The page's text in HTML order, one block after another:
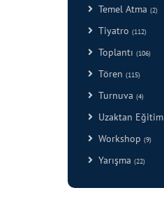
Temel Atma (2)
Tiyatro (112)
Toplantı (106)
Tören (115)
Turnuva (4)
Uzaktan Eğitim
Workshop (9)
Yarışma (22)